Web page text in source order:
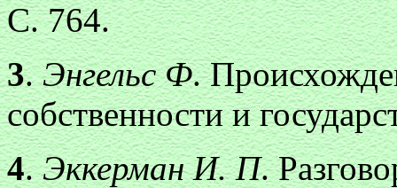
С. 764.
3.Энгельс Ф.
собственности и
4.Эккерман И. П.